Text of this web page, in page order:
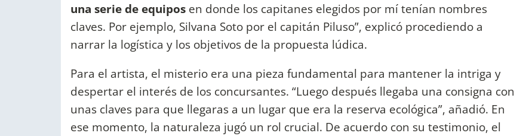
una serie de equipos en donde los capitanes elegidos por mí tenían nombres
claves. Por ejemplo, Silvana Soto por el capitán Piluso”, explicó procediendo a
narrar la logística y los objetivos de la propuesta lúdica.
Para el artista, el misterio era una pieza fundamental para mantener la intriga y
despertar el interés de los concursantes. “Luego después llegaba una consigna con
unas claves para que llegaras a un lugar que era la reserva ecológica”, añadió. En
ese momento, la naturaleza jugó un rol crucial. De acuerdo con su testimonio, el